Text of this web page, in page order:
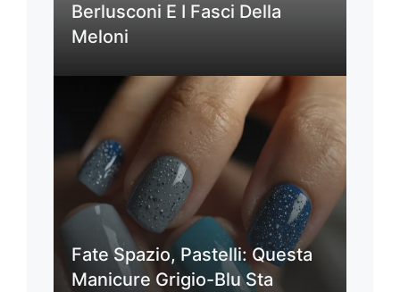
Berlusconi E I Fasci Della
Meloni
Fate Spazio, Pastelli: Questa
Manicure Grigio-Blu Sta